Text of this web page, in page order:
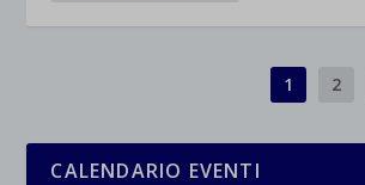
1 2
CALENDARIO EVENTI